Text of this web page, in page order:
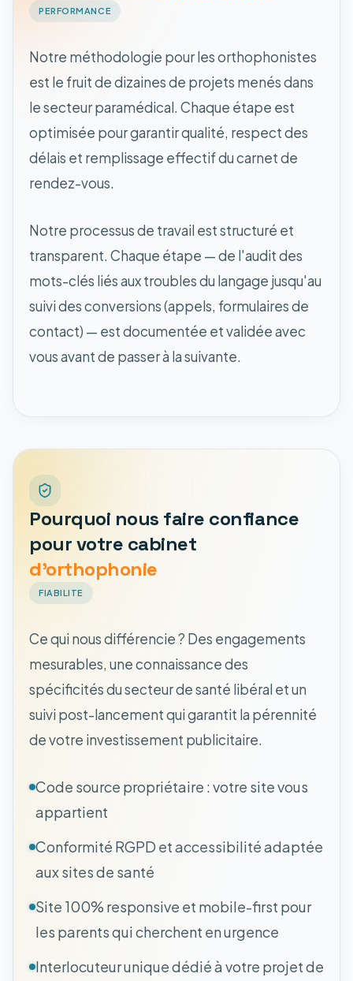
PERFORMANCE
Notre méthodologie pour les orthophonistes
est le fruit de dizaines de projets menés dans
le secteur paramédical. Chaque étape est
optimisée pour garantir qualité, respect des
délais et remplissage effectif du carnet de
rendez-vous.
Notre processus de travail est structuré et
transparent. Chaque étape — de l'audit des
mots-clés liés aux troubles du langage jusqu'au
suivi des conversions (appels, formulaires de
contact) — est documentée et validée avec
vous avant de passer à la suivante.
Pourquoi nous faire confiance
pour votre cabinet
d'orthophonie
FIABILITE
Ce qui nous différencie ? Des engagements
mesurables, une connaissance des
spécificités du secteur de santé libéral et un
suivi post-lancement qui garantit la pérennité
de votre investissement publicitaire.
Code source propriétaire : votre site vous
appartient
Conformité RGPD et accessibilité adaptée
aux sites de santé
Site 100% responsive et mobile-first pour
les parents qui cherchent en urgence
Interlocuteur unique dédié à votre projet de